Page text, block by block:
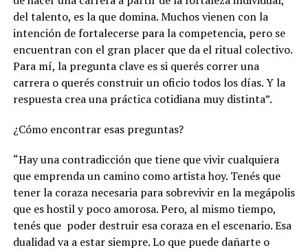
del talento, es la que domina. Muchos vienen con la
intención de fortalecerse para la competencia, pero se
encuentran con el gran placer que da el ritual colectivo.
Para mí, la pregunta clave es si querés correr una
carrera o querés construir un oficio todos los días. Y la
respuesta crea una práctica cotidiana muy distinta”.
¿Cómo encontrar esas preguntas?
“Hay una contradicción que tiene que vivir cualquiera
que emprenda un camino como artista hoy. Tenés que
tener la coraza necesaria para sobrevivir en la megápolis
que es hostil y poco amorosa. Pero, al mismo tiempo,
tenés que poder destruir esa coraza en el escenario. Esa
dualidad va a estar siempre. Lo que puede dañarte o